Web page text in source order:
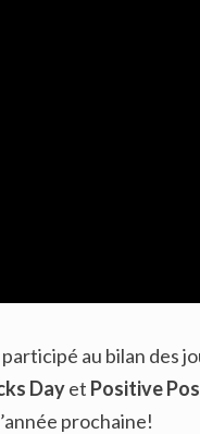
au bilan des
Dayet Positive
prochaine!